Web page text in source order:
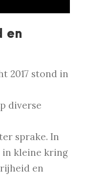
en
2017 stond in
diverse
sprake. In
in kleine kring
en